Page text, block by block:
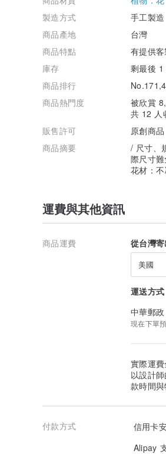
製造方式
手工製造
商品產地
台灣
商品特點
有提供
庫存
剩最後 1
商品排行
商品熱門度
被欣賞
共 12 人
販售許可
原創商品
商品摘要
/ 尺寸、
際尺寸
花材：
運費與其他資訊
商品運費 從台灣寄
美國
運送方式
中華郵
現在下單
實際運
以設計
款時間與
付款方式
信用卡
Alipay